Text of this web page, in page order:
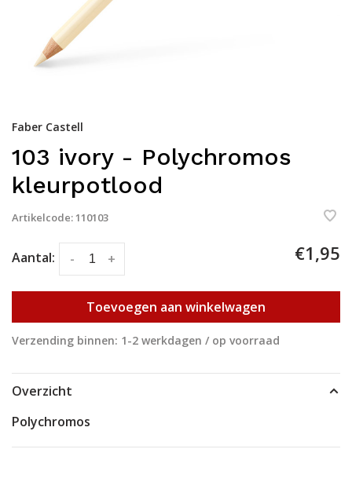
Faber Castell
103 ivory - Polychromos
kleurpotlood
Artikelcode:110103
Aantal: +
- €1,95
Toevoegen aan winkelwagen
Verzending binnen: 1-2 werkdagen / op voorraad
Overzicht
Polychromos